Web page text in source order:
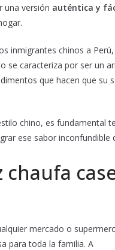
una versión auténtica y
inmigrantes chinos a Perú,
se caracteriza por ser un
que hacen que su
chino, es fundamental
ese sabor inconfundible
mercado o
para toda la familia. A